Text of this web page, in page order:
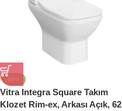
-48%
Vitra Integra Square Takım
Klozet Rim-ex, Arkası Açık, 62